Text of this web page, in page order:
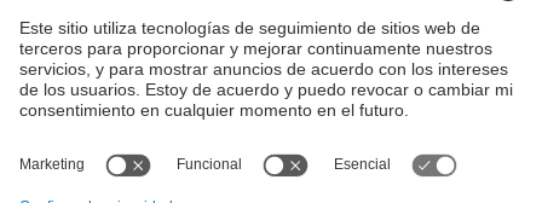
Lista Redes Sociales